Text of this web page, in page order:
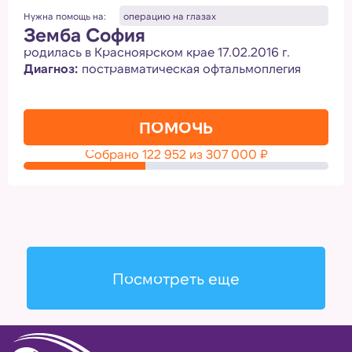
Нужна помощь на: операцию на глазах
Земба София
родилась в Красноярском крае 17.02.2016 г.
Диагноз: постравматическая офтальмоплегия
ПОМОЧЬ
Собрано 122 952 из 307 000 ₽
Посмотреть еще